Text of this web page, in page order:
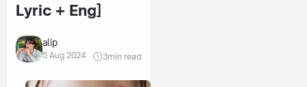
Lyric + Eng]
alip
5 Aug 2024 3min read